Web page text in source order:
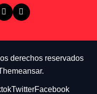
derechos reservados
.
TwitterFacebook